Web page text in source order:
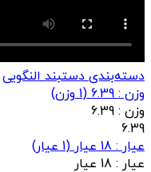
دسته‌بندی دستبند النگویی
وزن : 6.39
(
1 وزن)
وزن : 6.39
6.39
عيار : 18 عیار
(
1 عيار)
عيار : 18 عیار